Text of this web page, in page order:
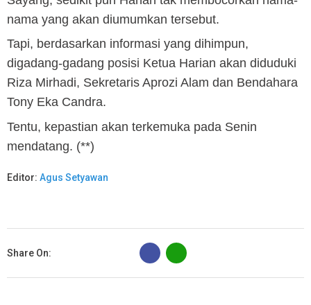
nama yang akan diumumkan tersebut.
Tapi, berdasarkan informasi yang dihimpun,
digadang-gadang posisi Ketua Harian akan diduduki
Riza Mirhadi, Sekretaris Aprozi Alam dan Bendahara
Tony Eka Candra.
Tentu, kepastian akan terkemuka pada Senin
mendatang. (**)
Editor: Agus Setyawan
Share On:
B